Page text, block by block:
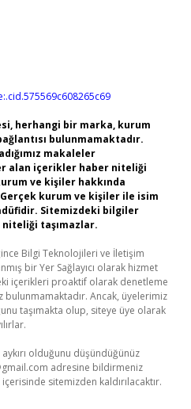
herhangi bir marka, kurum
bulunmamaktadır.
makaleler
alan içerikler haber niteliği
ve kişiler hakkında
kurum ve kişiler ile isim
Sitemizdeki bilgiler
taşımazlar.
Bilgi Teknolojileri ve İletişim
bir Yer Sağlayıcı olarak hizmet
içerikleri proaktif olarak denetleme
bulunmamaktadır. Ancak, üyelerimiz
taşımakta olup, siteye üye olarak
olduğunu düşündüğünüz
adresine bildirmeniz
sitemizden kaldırılacaktır.